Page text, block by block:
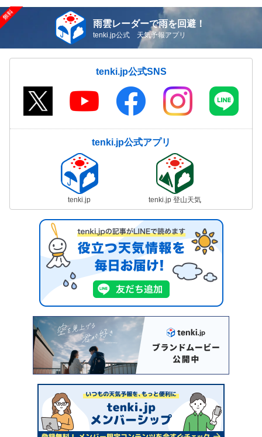
雨雲レーダーで雨を回避！
tenki.jp公式 天気予報アプリ
tenki.jp公式SNS
tenki.jp公式アプリ
tenki.jp tenki.jp 登山天気